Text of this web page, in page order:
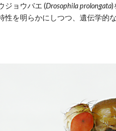
ジョウバエ (Drosophila prolongata)
を明らかにしつつ、遺伝学